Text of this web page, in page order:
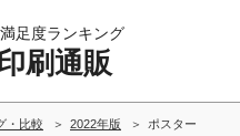
足度ランキング
刷通販
・比較 2022年版 ポスター